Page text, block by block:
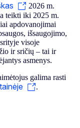
2026 m.
teikti iki 2025 m.
apdovanojimai
išsaugojimo,
visoje
ir sričių – tai ir
asmenys.
galima rasti
.